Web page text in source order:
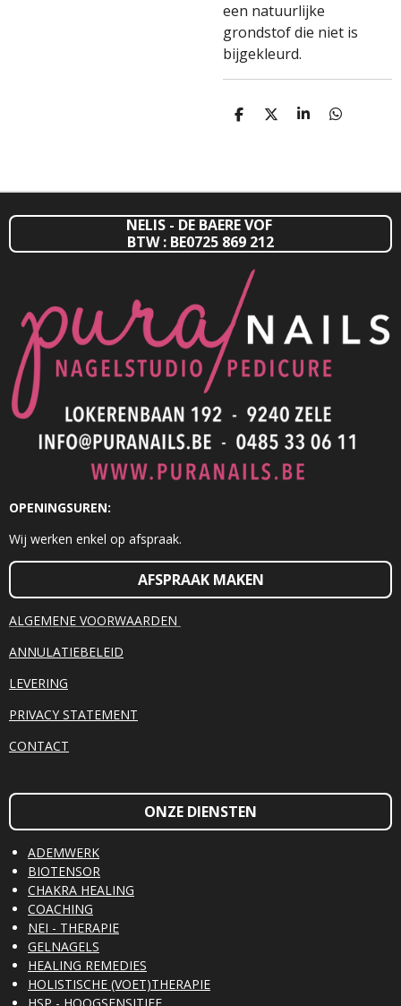
een natuurlijke
grondstof die niet is
bijgekleurd.
D
D
S
D
NELIS - DE BAERE VOF
BTW : BE0725 869 212
OPENINGSUREN:
Wij werken enkel op afspraak.
AFSPRAAK MAKEN
ALGEMENE VOORWAARDEN
ANNULATIEBELEID
LEVERING
PRIVACY STATEMENT
CONTACT
ONZE DIENSTEN
ADEMWERK
BIOTENSOR
CHAKRA HEALING
COACHING
NEI - THERAPIE
GELNAGELS
HEALING REMEDIES
HOLISTISCHE (VOET)THERAPIE